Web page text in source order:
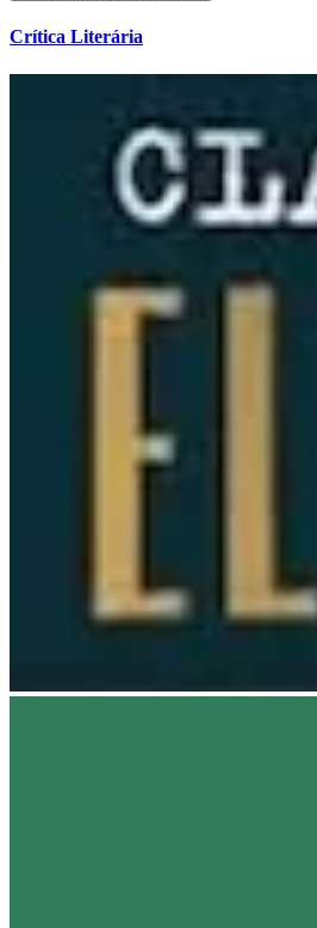
Crítica Literária